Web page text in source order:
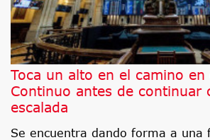
Toca un alto en el camino
Continuo antes de continuar
escalada
Se encuentra dando forma a una